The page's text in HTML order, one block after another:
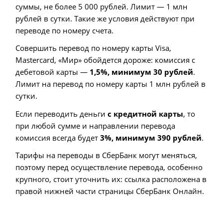
суммы, не более 5 000 рублей. Лимит — 1 млн
рублей в сутки. Такие же условия действуют при
переводе по номеру счета.
Совершить перевод по номеру карты Visa,
Mastercard, «Мир» обойдется дороже: комиссия с
дебетовой карты — 1,5%, минимум 30 рублей.
Лимит на перевод по номеру карты 1 млн рублей в
сутки.
Если переводить деньги с кредитной карты, то
при любой сумме и направлении перевода
комиссия всегда будет3%, минимум 390 рублей.
Тарифы на переводы в СберБанк могут меняться,
поэтому перед осуществление перевода, особенно
крупного, стоит уточнить их: ссылка расположена в
правой нижней части страницы СберБанк Онлайн.